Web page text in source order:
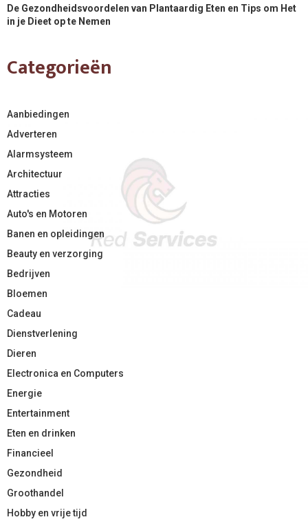
De Gezondheidsvoordelen van Plantaardig Eten en Tips om Het
in je Dieet op te Nemen
Categorieën
Aanbiedingen
Adverteren
Alarmsysteem
Architectuur
Attracties
Auto's en Motoren
Banen en opleidingen
Beauty en verzorging
Bedrijven
Bloemen
Cadeau
Dienstverlening
Dieren
Electronica en Computers
Energie
Entertainment
Eten en drinken
Financieel
Gezondheid
Groothandel
Hobby en vrije tijd